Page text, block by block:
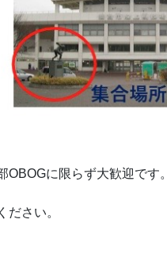
に限らず大歓迎です。
さい。